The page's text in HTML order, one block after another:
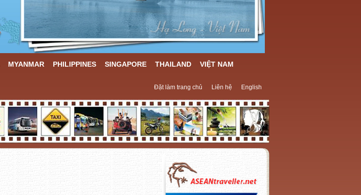
MYANMAR PHILIPPINES SINGAPORE THAILAND VIỆT NAM
Đặt làm trang chủ Liên hệ English